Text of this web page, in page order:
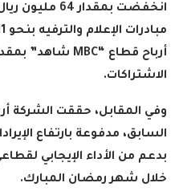
انخفضت
أرباح قطاع “MBC
الاشتراكات.
وفي المقابل، حققت الشركة
بدعم من الأداء الإيجابي
خلال شهر رمضان المبارك.